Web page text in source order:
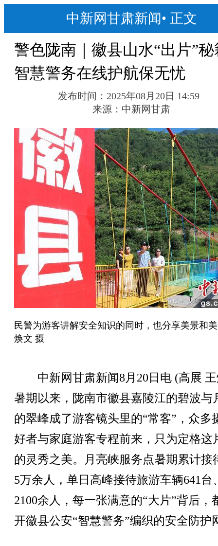
中新网甘肃新闻• 正文
警色陇南｜徽县山水“出片”
智慧警务在线护航保无忧
发布时间： 2025年08月20日 14:59
来源： 中新网甘肃
民警为游客讲解安全知识的同时，也分享美景和
焕文 摄
中新网甘肃新闻8月20日电 (高展 王
暑期以来，陇南市徽县嘉陵江的碧波与
的翠峰成了游客镜头里的“常客”，众多
好者与家庭游客专程前来，只为定格这
的灵秀之美。月亮峡服务点暑期累计接
5万余人，单日高峰接待旅游车辆641台
2100余人，每一张满意的“大片”背后，
开徽县公安“智慧警务”编织的安全防护